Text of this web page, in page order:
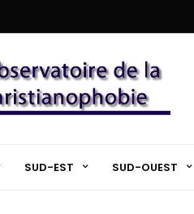
SUD-EST SUD-OUEST